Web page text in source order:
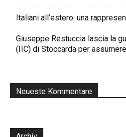
Italiani all’estero: una
Giuseppe Restuccia lascia la
(IIC) di Stoccarda per
Neueste Kommentare